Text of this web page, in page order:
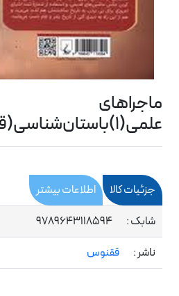
ماجراهای
علمی(1)باستان‌شناسی(ققنوس)
جزئیات کالا
اطلاعات بیشتر
شابک :
9789643118594
ناشر :
ققنوس